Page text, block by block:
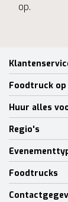
op.
Foodtruck
Huur alles
Regio's
Foodtrucks